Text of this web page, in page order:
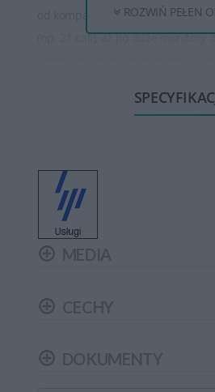
od kompaktowych ekranów do
(np. 21 cali), aż po duże monitory
obrazu, takich jak standardowy
(1920 x 1080 pikseli), Quad HD
4K Ultra HD (3840 x 2160 pikseli),
obraz i szczegółowość. Niektóre
technologie jak IPS, LED, czy nawet
jakość obrazu, kolorów i szerokie
takie jak tryb ochrony oczu
ROZWIŃ PEŁEN